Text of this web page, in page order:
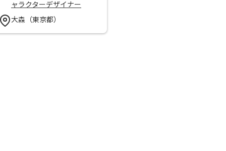
ャラクターデザイナー
大森（東京都）